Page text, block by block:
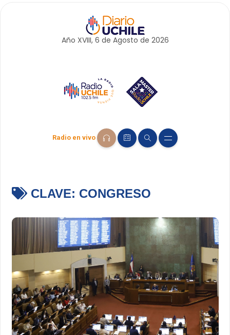
Año XVIII, 6 de Agosto de 2026
Radio en vivo
CLAVE: CONGRESO